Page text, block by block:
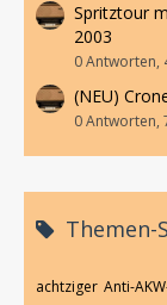
Spritztour
2003
0 Antworten,
(NEU)
0 Antworten,
Themen-
achtziger Anti-